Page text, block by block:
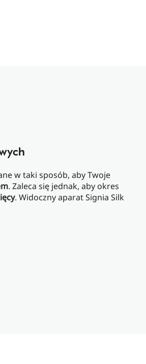
w taki sposób, aby Twoje
. Zaleca się jednak, aby okres
. Widoczny aparat Signia Silk